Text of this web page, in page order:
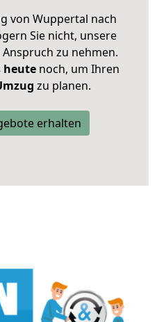
von Wuppertal nach
Sie nicht, unsere
zu nehmen.
heutenoch, um Ihren
zu planen.
erhalten